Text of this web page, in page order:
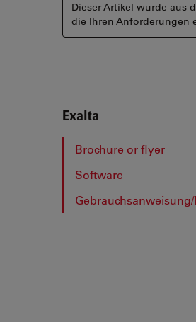
Dieser Artikel wurde aus
die Ihren Anforderungen
Exalta
Brochure or flyer
Software
Gebrauchsanweisung/